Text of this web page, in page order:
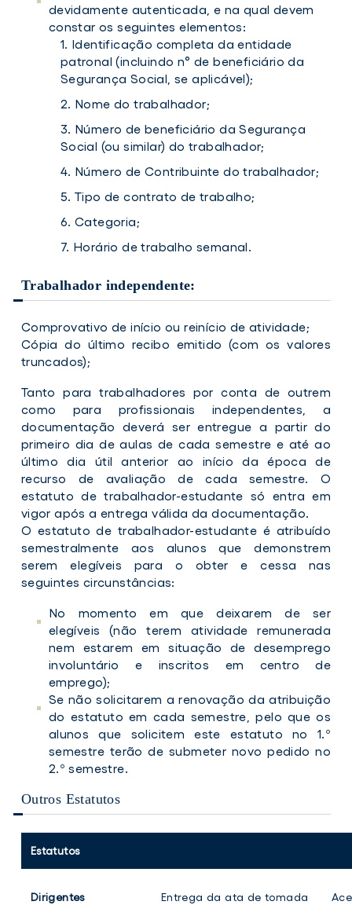
devidamente autenticada, e na qual devem
constar os seguintes elementos:
Identificação completa da entidade
patronal (incluindo n° de beneficiário da
Segurança Social, se aplicável);
Nome do trabalhador;
Número de beneficiário da Segurança
Social (ou similar) do trabalhador;
Número de Contribuinte do trabalhador;
Tipo de contrato de trabalho;
Categoria;
Horário de trabalho semanal.
Trabalhador independente:
Comprovativo de início ou reinício de atividade;
Cópia do último recibo emitido (com os valores
truncados);
Tanto para trabalhadores por conta de outrem
como para profissionais independentes, a
documentação deverá ser entregue a partir do
primeiro dia de aulas de cada semestre e até ao
último dia útil anterior ao início da época de
recurso de avaliação de cada semestre. O
estatuto de trabalhador-estudante só entra em
vigor após a entrega válida da documentação.
O estatuto de trabalhador-estudante é atribuído
semestralmente aos alunos que demonstrem
serem elegíveis para o obter e cessa nas
seguintes circunstâncias:
No momento em que deixarem de ser
elegíveis (não terem atividade remunerada
nem estarem em situação de desemprego
involuntário e inscritos em centro de
emprego);
Se não solicitarem a renovação da atribuição
do estatuto em cada semestre, pelo que os
alunos que solicitem este estatuto no 1.º
semestre terão de submeter novo pedido no
2.º semestre.
Outros Estatutos
Estatutos
Dirigentes
Entrega da ata de tomada